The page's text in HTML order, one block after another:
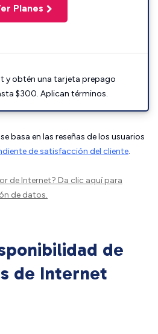
Planes
y obtén una tarjeta prepago
$300. Aplican términos.
basa en las reseñas de los usuarios
de satisfacción del cliente.
de Internet? Da clic aquípara
de datos.
de
de Internet